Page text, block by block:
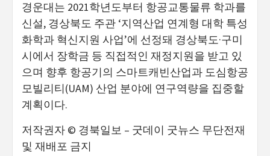
경운대는 2021학년도부터 항공교통물류 학과를
신설, 경상북도 주관 ‘지역산업 연계형 대학 특성
화학과 혁신지원 사업’에 선정돼 경상북도·구미
시에서 장학금 등 직접적인 재정지원을 받고 있
으며 향후 항공기의 스마트캐빈산업과 도심항공
모빌리티(UAM) 산업 분야에 연구역량을 집중할
계획이다.
저작권자 © 경북일보 – 굿데이 굿뉴스 무단전재
및 재배포 금지